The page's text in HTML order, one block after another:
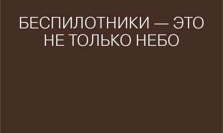
БЕСПИЛОТНИКИ — ЭТО
НЕ ТОЛЬКО НЕБО